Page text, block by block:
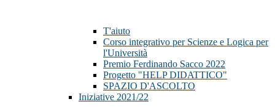
T'aiuto
Corso integrativo per Scienze e Logica per
l'Università
Premio Ferdinando Sacco 2022
Progetto "HELP DIDATTICO"
SPAZIO D'ASCOLTO
Iniziative 2021/22